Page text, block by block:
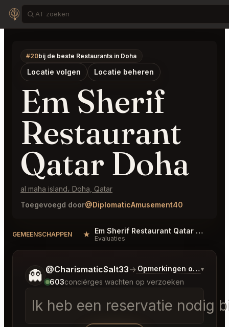
#20bij de beste Restaurants in Doha
Locatie volgen Locatie beheren
Em Sherif
Restaurant
Qatar Doha
al maha island، Doha, Qatar
Toegevoegd door@DiplomaticAmusement40
GEMEENSCHAPPEN ★ Em Sherif Restaurant Qatar Doha Reviews
Evaluaties
👻 @CharismaticSalt33→ Opmerkingen over
▾
603conciërges wachten op verzoeken
Vertel me wat je wilt.